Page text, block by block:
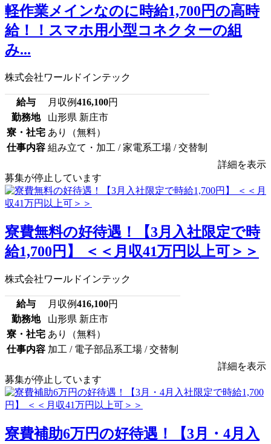
軽作業メインなのに時給1,700円の高時
給！！スマホ用小型コネクターの組
み...
株式会社ワールドインテック
給与 月収例416,100円
勤務地
山形県 新庄市
寮・社宅 あり（無料）
仕事内容 組み立て・加工 / 家電系工場 / 交替制
詳細を表示
募集が停止しています
寮費無料の好待遇！【3月入社限定で時
給1,700円】 ＜＜月収41万円以上可＞＞
株式会社ワールドインテック
給与 月収例416,100円
勤務地
山形県 新庄市
寮・社宅 あり（無料）
仕事内容 加工 / 電子部品系工場 / 交替制
詳細を表示
募集が停止しています
寮費補助6万円の好待遇！【3月・4月入